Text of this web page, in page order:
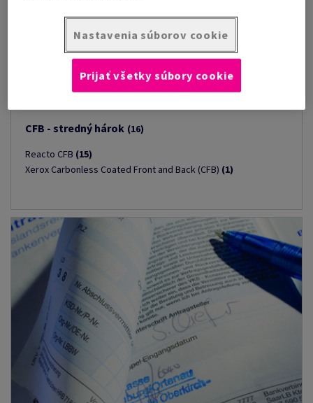
CFB - stredný hárok (16)
Reacto CFB (15)
Xerox Carbonless Coated Front and Back (CFB) (1)
Nastavenia súborov cookie
Prijať všetky súbory cookie